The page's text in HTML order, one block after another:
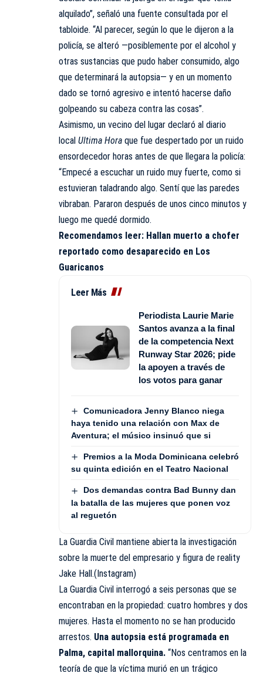
alquilado”, señaló una fuente consultada por el
tabloide. “Al parecer, según lo que le dijeron a la
policía, se alteró —posiblemente por el alcohol y
otras sustancias que pudo haber consumido, algo
que determinará la autopsia— y en un momento
dado se tornó agresivo e intentó hacerse daño
golpeando su cabeza contra las cosas”.
Asimismo, un vecino del lugar declaró al diario
local Ultima Hora que fue despertado por un ruido
ensordecedor horas antes de que llegara la policía:
“Empecé a escuchar un ruido muy fuerte, como si
estuvieran taladrando algo. Sentí que las paredes
vibraban. Pararon después de unos cinco minutos y
luego me quedé dormido.
Recomendamos leer: Hallan muerto a chofer
reportado como desaparecido en Los
Guaricanos
Leer Más
Periodista Laurie Marie
Santos avanza a la final
de la competencia Next
Runway Star 2026; pide
la apoyen a través de
los votos para ganar
Comunicadora Jenny Blanco niega
haya tenido una relación con Max de
Aventura; el músico insinuó que si
Premios a la Moda Dominicana celebró
su quinta edición en el Teatro Nacional
Dos demandas contra Bad Bunny dan
la batalla de las mujeres que ponen voz
al reguetón
La Guardia Civil mantiene abierta la investigación
sobre la muerte del empresario y figura de reality
Jake Hall.(Instagram)
La Guardia Civil interrogó a seis personas que se
encontraban en la propiedad: cuatro hombres y dos
mujeres. Hasta el momento no se han producido
arrestos. Una autopsia está programada en
Palma, capital mallorquina. “Nos centramos en la
teoría de que la víctima murió en un trágico